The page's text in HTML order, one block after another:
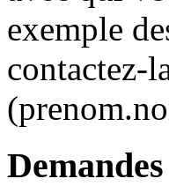
exemple
contactez-